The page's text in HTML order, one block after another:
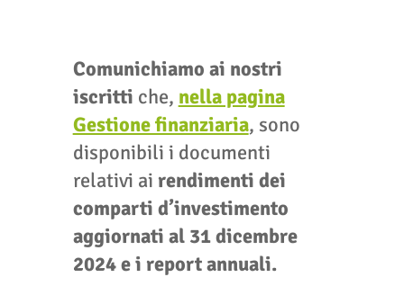
Comunichiamo ai nostri
iscritti che, nella pagina
Gestione finanziaria, sono
disponibili i documenti
relativi ai rendimenti dei
comparti d’investimento
aggiornati al 31 dicembre
2024 e i report annuali.